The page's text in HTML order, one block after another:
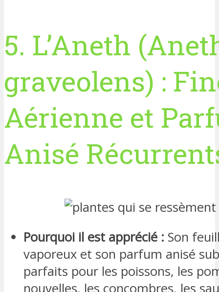
5. L’Aneth
graveolens) :
Aérienne et
Anisé
Pourquoi il est apprécié : Son
vaporeux et son parfum anisé
parfaits pour les poissons, les
nouvelles, les concombres, les